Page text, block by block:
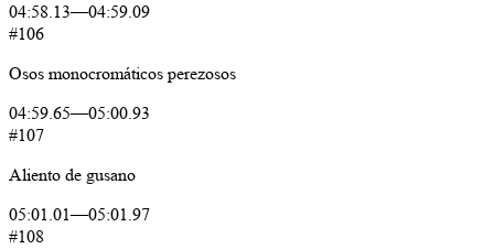
04:58.13—04:59.09
#106
Osos monocromáticos perezosos
04:59.65—05:00.93
#107
Aliento de gusano
05:01.01—05:01.97
#108